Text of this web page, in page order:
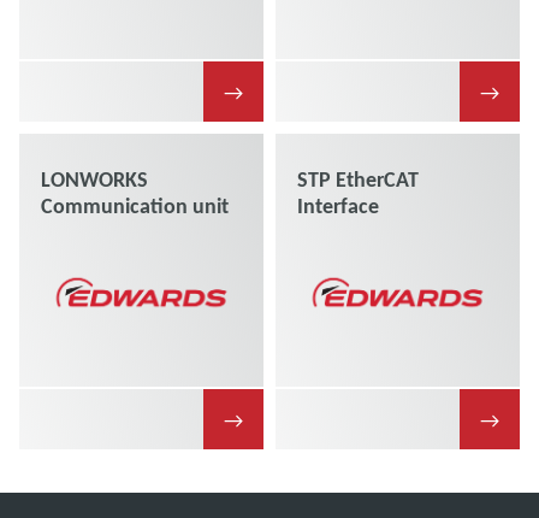
→ →
LONWORKS
Communication unit
→
STP EtherCAT
Interface
→